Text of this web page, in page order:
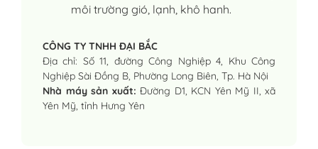
môi trường gió, lạnh, khô hanh.
CÔNG TY TNHH ĐẠI BẮC
Địa chỉ: Số 11, đường Công Nghiệp 4, Khu Công
Nghiệp Sài Đồng B, Phường Long Biên, Tp. Hà Nội
Nhà máy sản xuất: Đường D1, KCN Yên Mỹ II, xã
Yên Mỹ, tỉnh Hưng Yên